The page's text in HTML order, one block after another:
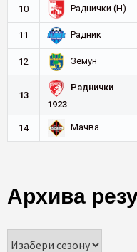
10 Раднички (Н)
11 Радник
12 Земун
13
Раднички
1923
14 Мачва
Архива